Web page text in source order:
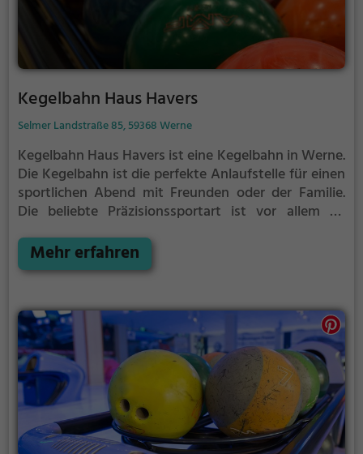
Kegelbahn Haus Havers
Selmer Landstraße 85, 59368 Werne
Kegelbahn Haus Havers ist eine Kegelbahn in Werne.
Die Kegelbahn ist die perfekte Anlaufstelle für einen
sportlichen Abend mit Freunden oder der Familie.
Die beliebte Präzisionssportart ist vor allem an
Freizeitbeschäftigung, sportliche Betätigung und
Wettbewerbscharakter inklusive.
Mehr erfahren